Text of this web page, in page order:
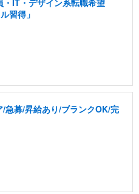
IT・デザイン系転職希望
習得」
急募/昇給あり/ブランクOK/完